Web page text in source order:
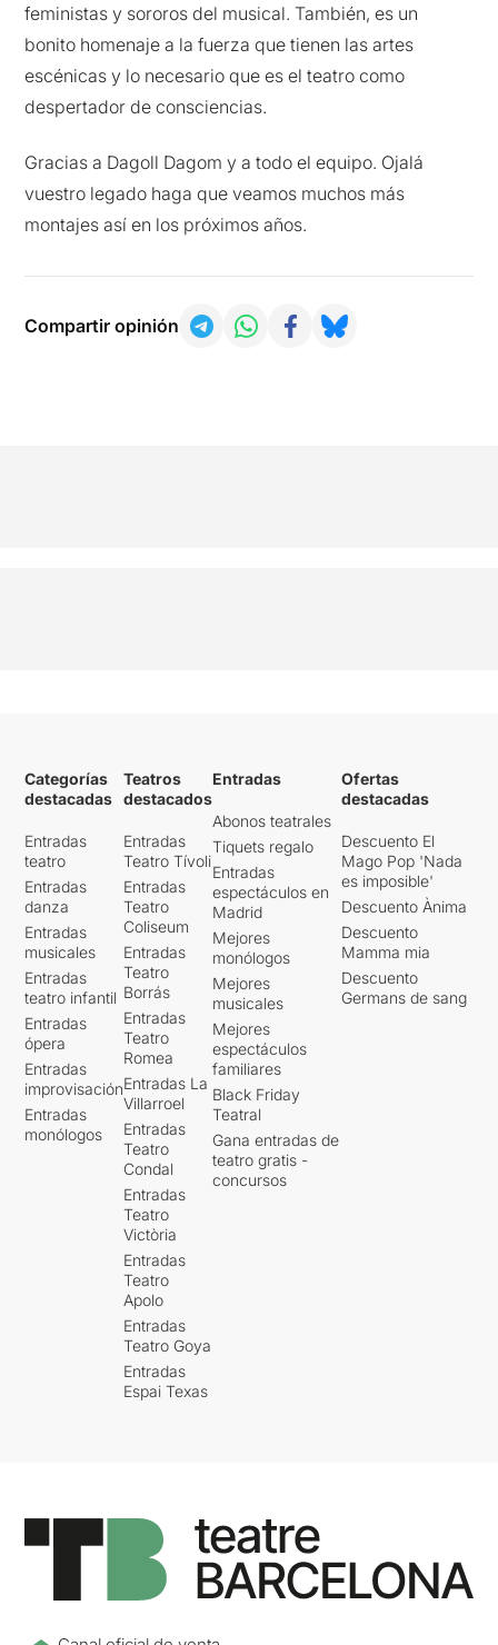
feministas y sororos del musical. También, es un
bonito homenaje a la fuerza que tienen las artes
escénicas y lo necesario que es el teatro como
despertador de consciencias.
Gracias a Dagoll Dagom y a todo el equipo. Ojalá
vuestro legado haga que veamos muchos más
montajes así en los próximos años.
Compartir opinión
Categorías
destacadas
Entradas
teatro
Entradas
danza
Entradas
musicales
Entradas
teatro infantil
Entradas
ópera
Entradas
improvisación
Entradas
monólogos
Teatros
destacados
Entradas
Teatro Tívoli
Entradas
Teatro
Coliseum
Entradas
Teatro
Borrás
Entradas
Teatro
Romea
Entradas La
Villarroel
Entradas
Teatro
Condal
Entradas
Teatro
Victòria
Entradas
Teatro
Apolo
Entradas
Teatro Goya
Entradas
Espai Texas
Entradas
Abonos teatrales
Tiquets regalo
Entradas
espectáculos en
Madrid
Mejores
monólogos
Mejores
musicales
Mejores
espectáculos
familiares
Black Friday
Teatral
Gana entradas de
teatro gratis -
concursos
Ofertas
destacadas
Descuento El
Mago Pop 'Nada
es imposible'
Descuento Ànima
Descuento
Mamma mia
Descuento
Germans de sang